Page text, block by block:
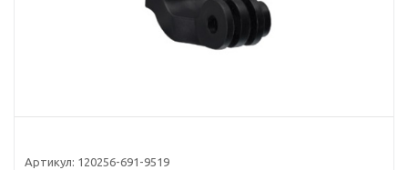
Артикул: 120256-691-9519